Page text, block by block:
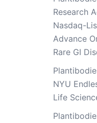
Research
Nasdaq-
Advance
Rare GI
NYU
Life